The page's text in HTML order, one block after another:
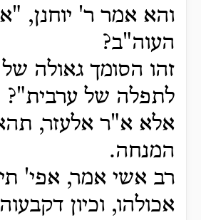
והא אמר ר' יוחנן,
העוה"ב?
זהו הסומך גאולה
לתפלה של ערבית"?
אלא א"ר אלעזר,
המנחה.
רב אשי אמר, אפי'
אכולהו, וכיון